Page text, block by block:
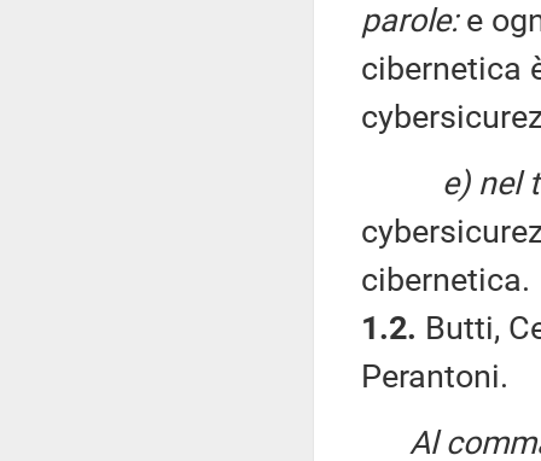
parole:e
cibernetica
e) nel
cibernetica.
1.2. Butti,
Perantoni.
Al